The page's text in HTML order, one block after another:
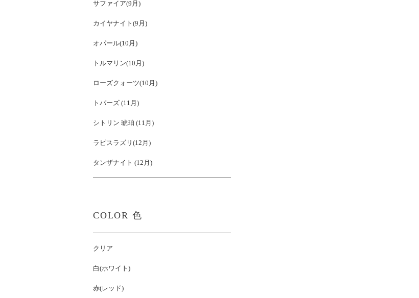
サファイア(9月)
カイヤナイト(9月)
オパール(10月)
トルマリン(10月)
ローズクォーツ(10月)
トパーズ (11月)
シトリン 琥珀 (11月)
ラピスラズリ(12月)
タンザナイト (12月)
COLOR 色
クリア
白(ホワイト)
赤(レッド)